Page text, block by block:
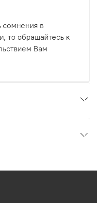
сомнения в
то обращайтесь к
Вам